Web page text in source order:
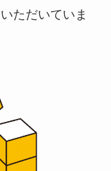
ただいていま